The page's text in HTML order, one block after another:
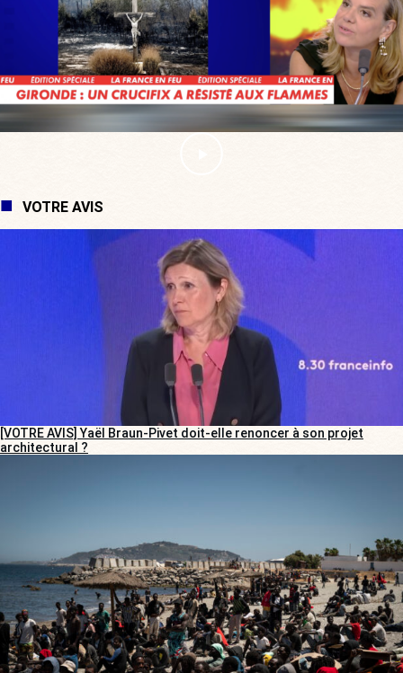
VOTRE AVIS
[VOTRE AVIS] Yaël Braun-Pivet doit-elle renoncer à son projet
architectural ?